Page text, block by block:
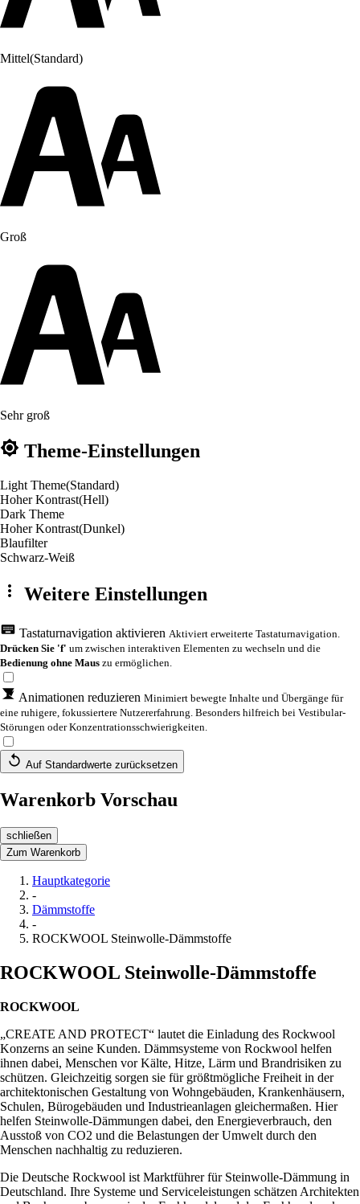
Mittel(Standard)
Groß
Sehr groß
Theme-Einstellungen
Light Theme(Standard)
Hoher Kontrast(Hell)
Dark Theme
Hoher Kontrast(Dunkel)
Blaufilter
Schwarz-Weiß
Weitere Einstellungen
Tastaturnavigation aktivieren Aktiviert erweiterte Tastaturnavigation.
Drücken Sie 'f' um zwischen interaktiven Elementen zu wechseln und die
Bedienung ohne Maus zu ermöglichen.
Animationen reduzieren Minimiert bewegte Inhalte und Übergänge für
eine ruhigere, fokussiertere Nutzererfahrung. Besonders hilfreich bei Vestibular-
Störungen oder Konzentrationsschwierigkeiten.
Auf Standardwerte zurücksetzen
Warenkorb Vorschau
schließen
Zum Warenkorb
Hauptkategorie
-
Dämmstoffe
-
ROCKWOOL Steinwolle-Dämmstoffe
ROCKWOOL Steinwolle-Dämmstoffe
ROCKWOOL
„CREATE AND PROTECT“ lautet die Einladung des Rockwool
Konzerns an seine Kunden. Dämmsysteme von Rockwool helfen
ihnen dabei, Menschen vor Kälte, Hitze, Lärm und Brandrisiken zu
schützen. Gleichzeitig sorgen sie für größtmögliche Freiheit in der
architektonischen Gestaltung von Wohngebäuden, Krankenhäusern,
Schulen, Bürogebäuden und Industrieanlagen gleichermaßen. Hier
helfen Steinwolle-Dämmungen dabei, den Energieverbrauch, den
Ausstoß von CO2 und die Belastungen der Umwelt durch den
Menschen nachhaltig zu reduzieren.
Die Deutsche Rockwool ist Marktführer für Steinwolle-Dämmung in
Deutschland. Ihre Systeme und Serviceleistungen schätzen Architekten